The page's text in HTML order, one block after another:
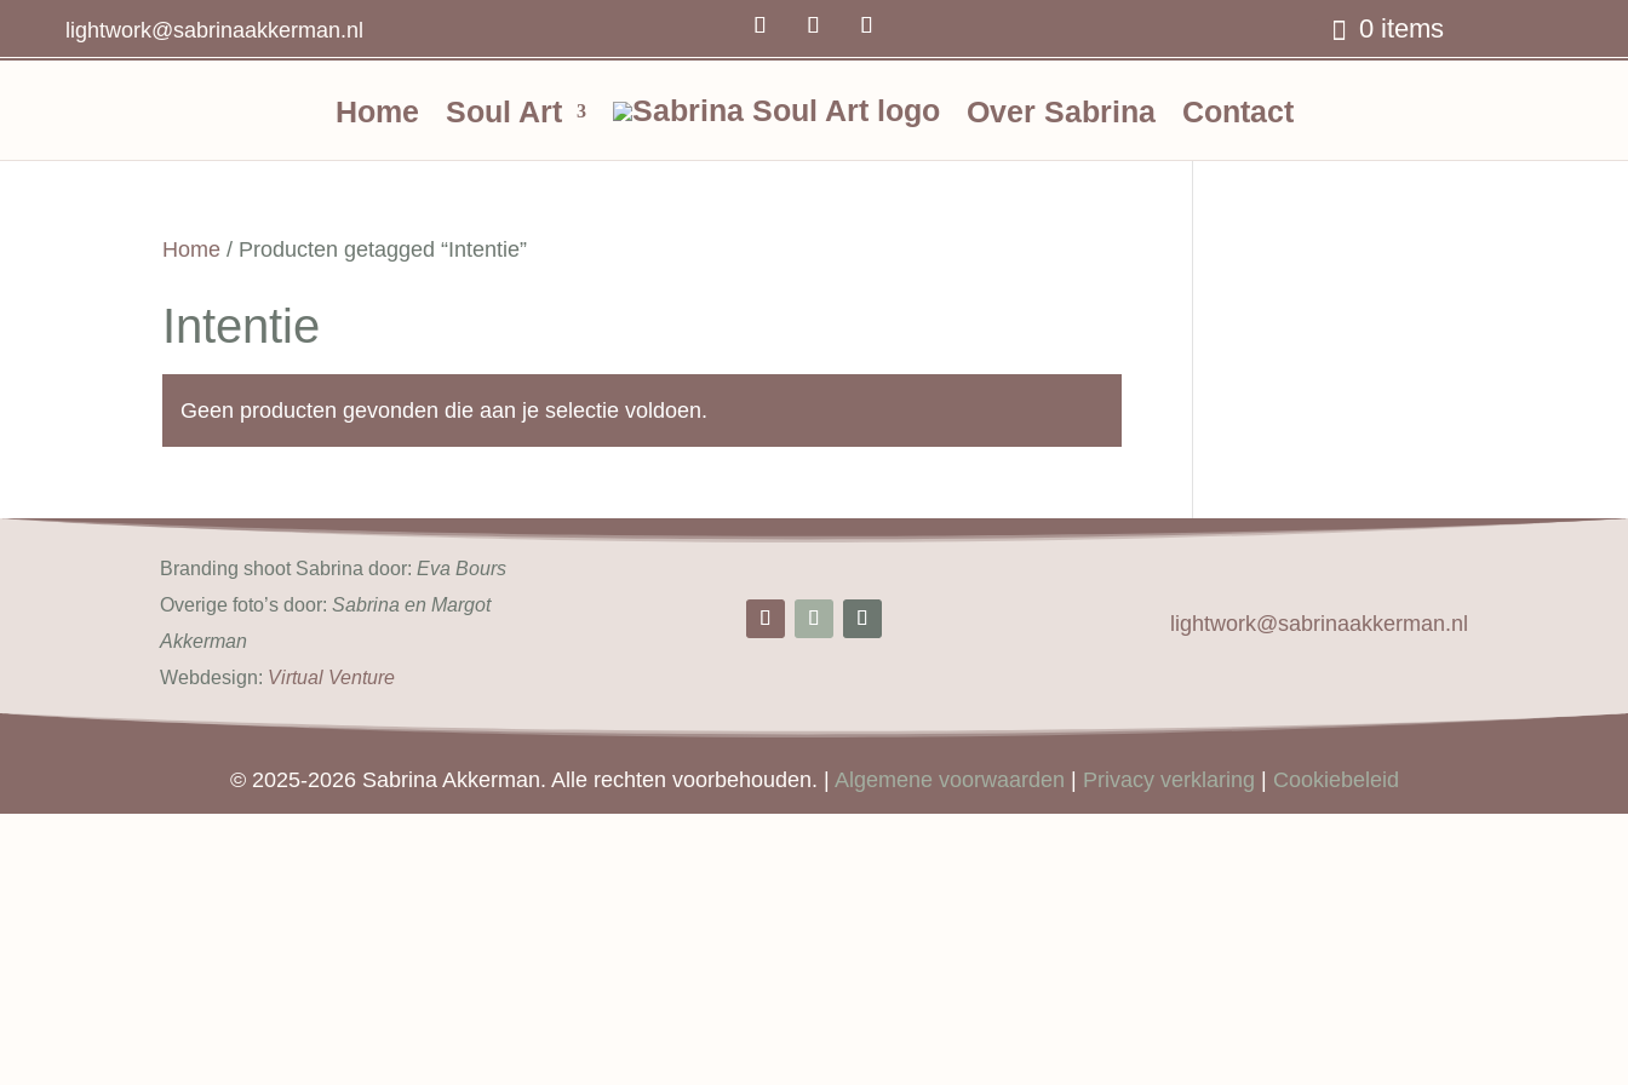
lightwork@sabrinaakkerman.nl 0 items
Home Soul Art Over Sabrina Contact
Home / Producten getagged “Intentie”
Intentie
Geen producten gevonden die aan je selectie voldoen.
Branding shoot Sabrina door: Eva Bours
Overige foto’s door: Sabrina en Margot
Akkerman
Webdesign: Virtual Venture
lightwork@sabrinaakkerman.nl
© 2025-2026 Sabrina Akkerman. Alle rechten voorbehouden. | Algemene voorwaarden Privacy verklaring Cookiebeleid